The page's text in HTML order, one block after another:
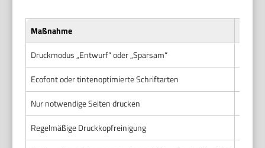
Maßnahme
Druckmodus „Entwurf“ oder „Sparsam“
Ecofont oder tintenoptimierte Schriftarten
Nur notwendige Seiten drucken
Regelmäßige Druckkopfreinigung